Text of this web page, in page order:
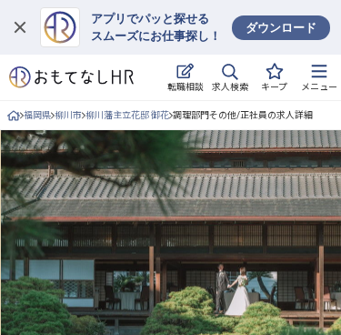
アプリでパッと探せる
スムーズにお仕事探し！
ダウンロード
転職相談 求人検索 キープ メニュー
ログイン
求人・施設を探す
キープした求人
就職・転職 合同説明会
おもてなしHRについて
ご利用の流れ
よくある質問
福岡県 柳川市 柳川藩主立花邸 御花 調理部門その他/正社員の求人詳細